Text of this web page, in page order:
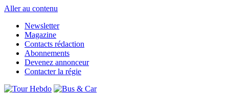
Aller au contenu
Newsletter
Magazine
Contacts rédaction
Abonnements
Devenez annonceur
Contacter la régie